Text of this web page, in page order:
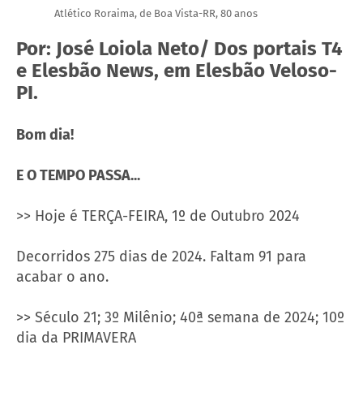
Atlético Roraima, de Boa Vista-RR, 80 anos
Por: José Loiola Neto/ Dos portais T4
e Elesbão News, em Elesbão Veloso-
PI.
Bom dia!
E O TEMPO PASSA...
>> Hoje é TERÇA-FEIRA, 1º de Outubro 2024
Decorridos 275 dias de 2024. Faltam 91 para
acabar o ano.
>> Século 21; 3º Milênio; 40ª semana de 2024; 10º
dia da PRIMAVERA